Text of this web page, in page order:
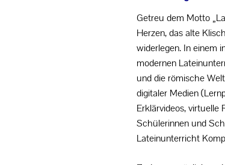
Getreu dem Motto
Herzen, das alte
widerlegen. In einem
modernen
und die römische
digitaler Medien
Erklärvideos,
Schülerinnen und
Lateinunterricht